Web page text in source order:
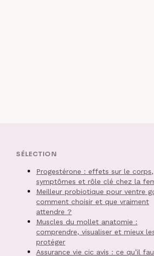
SÉLECTION
Progestérone : effets sur le corps,
symptômes et rôle clé chez la
Meilleur probiotique pour ventre
comment choisir et que vraiment
attendre ?
Muscles du mollet anatomie :
comprendre, visualiser et mieux
protéger
Assurance vie cic avis : ce qu’il